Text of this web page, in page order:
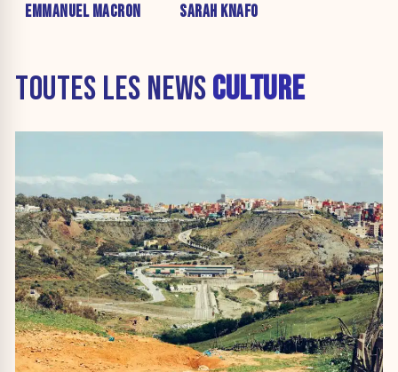
EMMANUEL MACRON SARAH KNAFO
TOUTES LES NEWSCULTURE